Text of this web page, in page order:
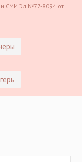
СМИ Эл №77-8094 от